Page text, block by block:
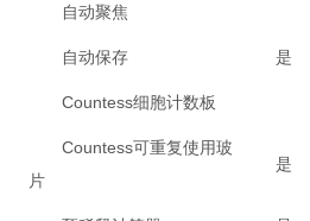
自动聚焦
自动保存 是
Countess细胞计数板
Countess可重复使用玻
片
是